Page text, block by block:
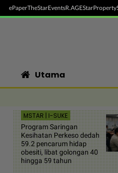
ePaperTheStarEventsR.AGEStarProperty
Utama
MSTAR | I-SUKE
Program Saringan
Kesihatan Perkeso dedah
59.2 pencarum hidap
obesiti, libat golongan 40
hingga 59 tahun